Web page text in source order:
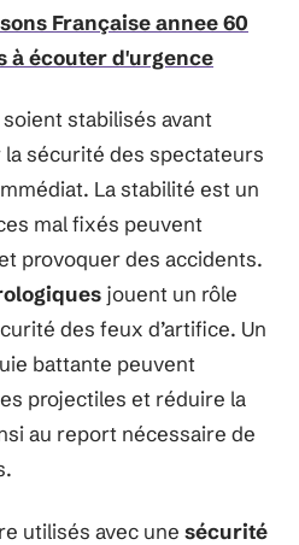
Française annee 60
à écouter d'urgence
soient stabilisés avant
sécurité des spectateurs
La stabilité est un
mal fixés peuvent
provoquer des accidents.
jouent un rôle
des feux d’artifice. Un
battante peuvent
projectiles et réduire la
au report nécessaire de
utilisés avec une sécurité